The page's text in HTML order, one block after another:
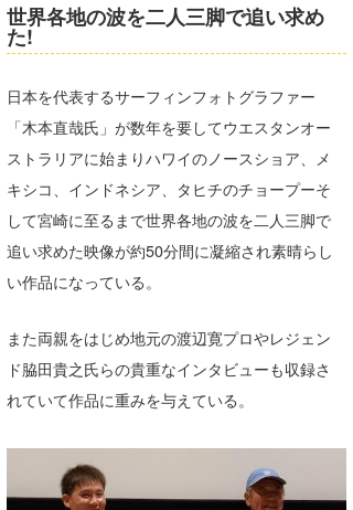
世界各地の波を二人三脚で追い求め
た!
日本を代表するサーフィンフォトグラファー
「木本直哉氏」が数年を要してウエスタンオー
ストラリアに始まりハワイのノースショア、メ
キシコ、インドネシア、タヒチのチョープーそ
して宮崎に至るまで世界各地の波を二人三脚で
追い求めた映像が約50分間に凝縮され素晴らし
い作品になっている。
また両親をはじめ地元の渡辺寛プロやレジェン
ド脇田貴之氏らの貴重なインタビューも収録さ
れていて作品に重みを与えている。
Core Surf Japan
Yasunari Inoue
arukasvision
DELTA FORCE SURF
CBA Films
Colors MAGAZINE
波伝説アンバサダー/プロライダー
福島寿実子
嵯峨明日香
進士剛光
田原啓江
大野”MAR”修聖
波伝説スタッフ
+☆maki☆+
Aichan
chan-U
H